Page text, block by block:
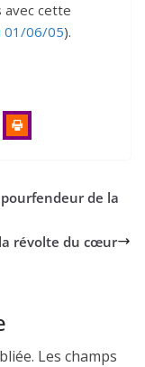
avec cette
01/06/05).
de la
révolte du cœur
Les champs